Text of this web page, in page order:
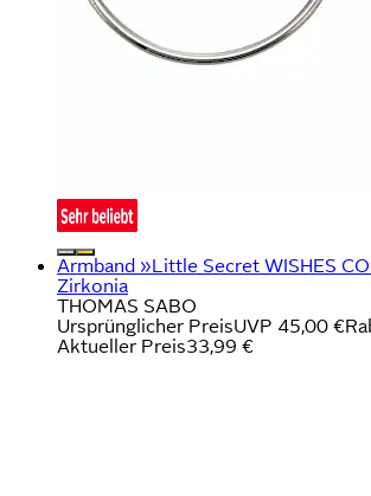
Armband »Little Secret WISHES
Zirkonia
THOMAS SABO
Ursprünglicher PreisUVP 45,00 €
Aktueller Preis33,99 €